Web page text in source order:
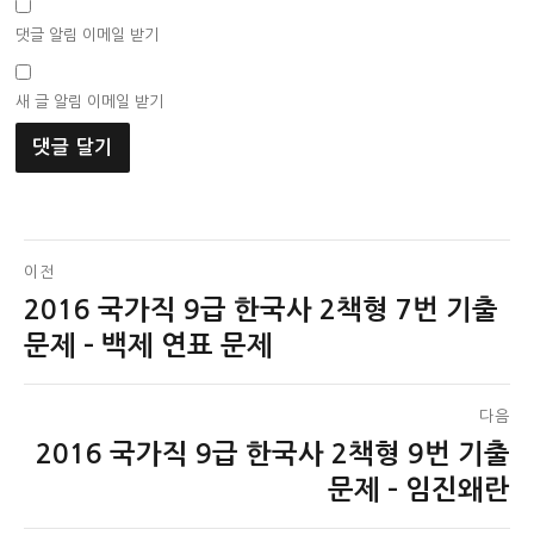
댓글 알림 이메일 받기
새 글 알림 이메일 받기
글
탐
색
이전
이
전
2016 국가직 9급 한국사 2책형 7번 기출
문제 – 백제 연표 문제
다음
다2016 국가직 9급 한국사 2책형 9번 기출
문제 – 임진왜란